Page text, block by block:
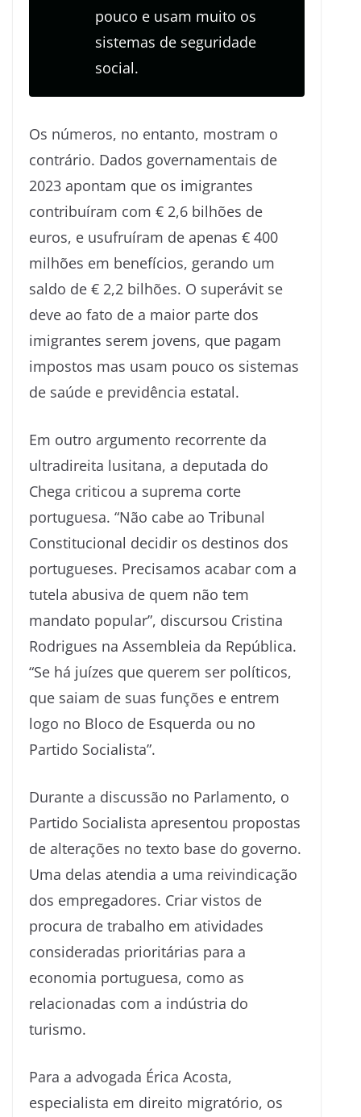
pouco e usam muito os
sistemas de seguridade
social.
Os números, no entanto, mostram o
contrário. Dados governamentais de
2023 apontam que os imigrantes
contribuíram com € 2,6 bilhões de
euros, e usufruíram de apenas € 400
milhões em benefícios, gerando um
saldo de € 2,2 bilhões. O superávit se
deve ao fato de a maior parte dos
imigrantes serem jovens, que pagam
impostos mas usam pouco os sistemas
de saúde e previdência estatal.
Em outro argumento recorrente da
ultradireita lusitana, a deputada do
Chega criticou a suprema corte
portuguesa. “Não cabe ao Tribunal
Constitucional decidir os destinos dos
portugueses. Precisamos acabar com a
tutela abusiva de quem não tem
mandato popular”, discursou Cristina
Rodrigues na Assembleia da República.
“Se há juízes que querem ser políticos,
que saiam de suas funções e entrem
logo no Bloco de Esquerda ou no
Partido Socialista”.
Durante a discussão no Parlamento, o
Partido Socialista apresentou propostas
de alterações no texto base do governo.
Uma delas atendia a uma reivindicação
dos empregadores. Criar vistos de
procura de trabalho em atividades
consideradas prioritárias para a
economia portuguesa, como as
relacionadas com a indústria do
turismo.
Para a advogada Érica Acosta,
especialista em direito migratório, os